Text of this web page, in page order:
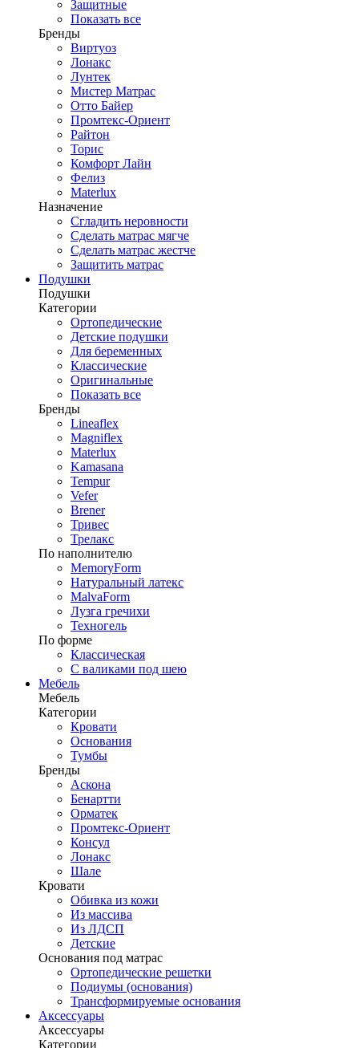
Защитные
Показать все
Бренды
Виртуоз
Лонакс
Лунтек
Мистер Матрас
Отто Байер
Промтекс-Ориент
Райтон
Торис
Комфорт Лайн
Фелиз
Materlux
Назначение
Сгладить неровности
Сделать матрас мягче
Сделать матрас жестче
Защитить матрас
Подушки
Подушки
Категории
Ортопедические
Детские подушки
Для беременных
Классические
Оригинальные
Показать все
Бренды
Lineaflex
Magniflex
Materlux
Kamasana
Tempur
Vefer
Brener
Тривес
Трелакс
По наполнителю
MemoryForm
Натуральный латекс
MalvaForm
Лузга гречихи
Техногель
По форме
Классическая
С валиками под шею
Мебель
Мебель
Категории
Кровати
Основания
Тумбы
Бренды
Аскона
Бенартти
Орматек
Промтекс-Ориент
Консул
Лонакс
Шале
Кровати
Обивка из кожи
Из массива
Из ЛДСП
Детские
Основания под матрас
Ортопедические решетки
Подиумы (основания)
Трансформируемые основания
Аксессуары
Аксессуары
Категории